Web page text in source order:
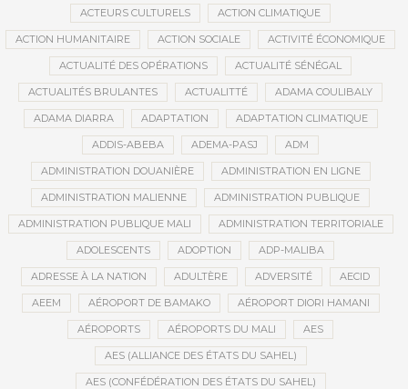
ACTEURS CULTURELS ACTION CLIMATIQUE
ACTION HUMANITAIRE ACTION SOCIALE ACTIVITÉ ÉCONOMIQUE
ACTUALITÉ DES OPÉRATIONS ACTUALITÉ SÉNÉGAL
ACTUALITÉS BRULANTES ACTUALITTÉ ADAMA COULIBALY
ADAMA DIARRA ADAPTATION ADAPTATION CLIMATIQUE
ADDIS-ABEBA ADEMA-PASJ ADM
ADMINISTRATION DOUANIÈRE ADMINISTRATION EN LIGNE
ADMINISTRATION MALIENNE ADMINISTRATION PUBLIQUE
ADMINISTRATION PUBLIQUE MALI ADMINISTRATION TERRITORIALE
ADOLESCENTS ADOPTION ADP-MALIBA
ADRESSE À LA NATION ADULTÈRE ADVERSITÉ AECID
AEEM AÉROPORT DE BAMAKO AÉROPORT DIORI HAMANI
AÉROPORTS AÉROPORTS DU MALI AES
AES (ALLIANCE DES ÉTATS DU SAHEL)
AES (CONFÉDÉRATION DES ÉTATS DU SAHEL)